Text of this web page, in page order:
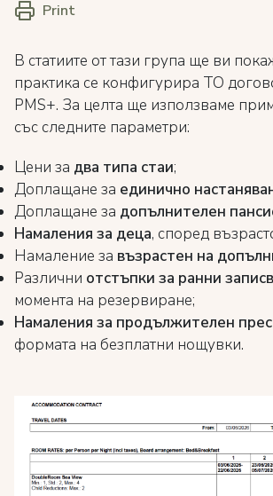
Print
В статиите от тази група ще ви
практика се конфигурира ТО
PMS+. За целта ще използваме
със следните параметри:
Цени за два типа стаи;
Доплащане за единично
Доплащане за допълнителен
Намаления за деца, според
Намаление за възрастен на
Различни отстъпки за ранни
момента на резервиране;
Намаления за продължителен
формата на безплатни нощувки.